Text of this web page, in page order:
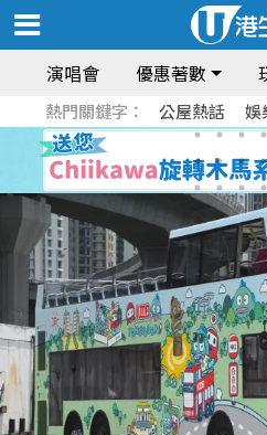
演唱會 優惠著數
熱門關鍵字： 公屋熱話 娛